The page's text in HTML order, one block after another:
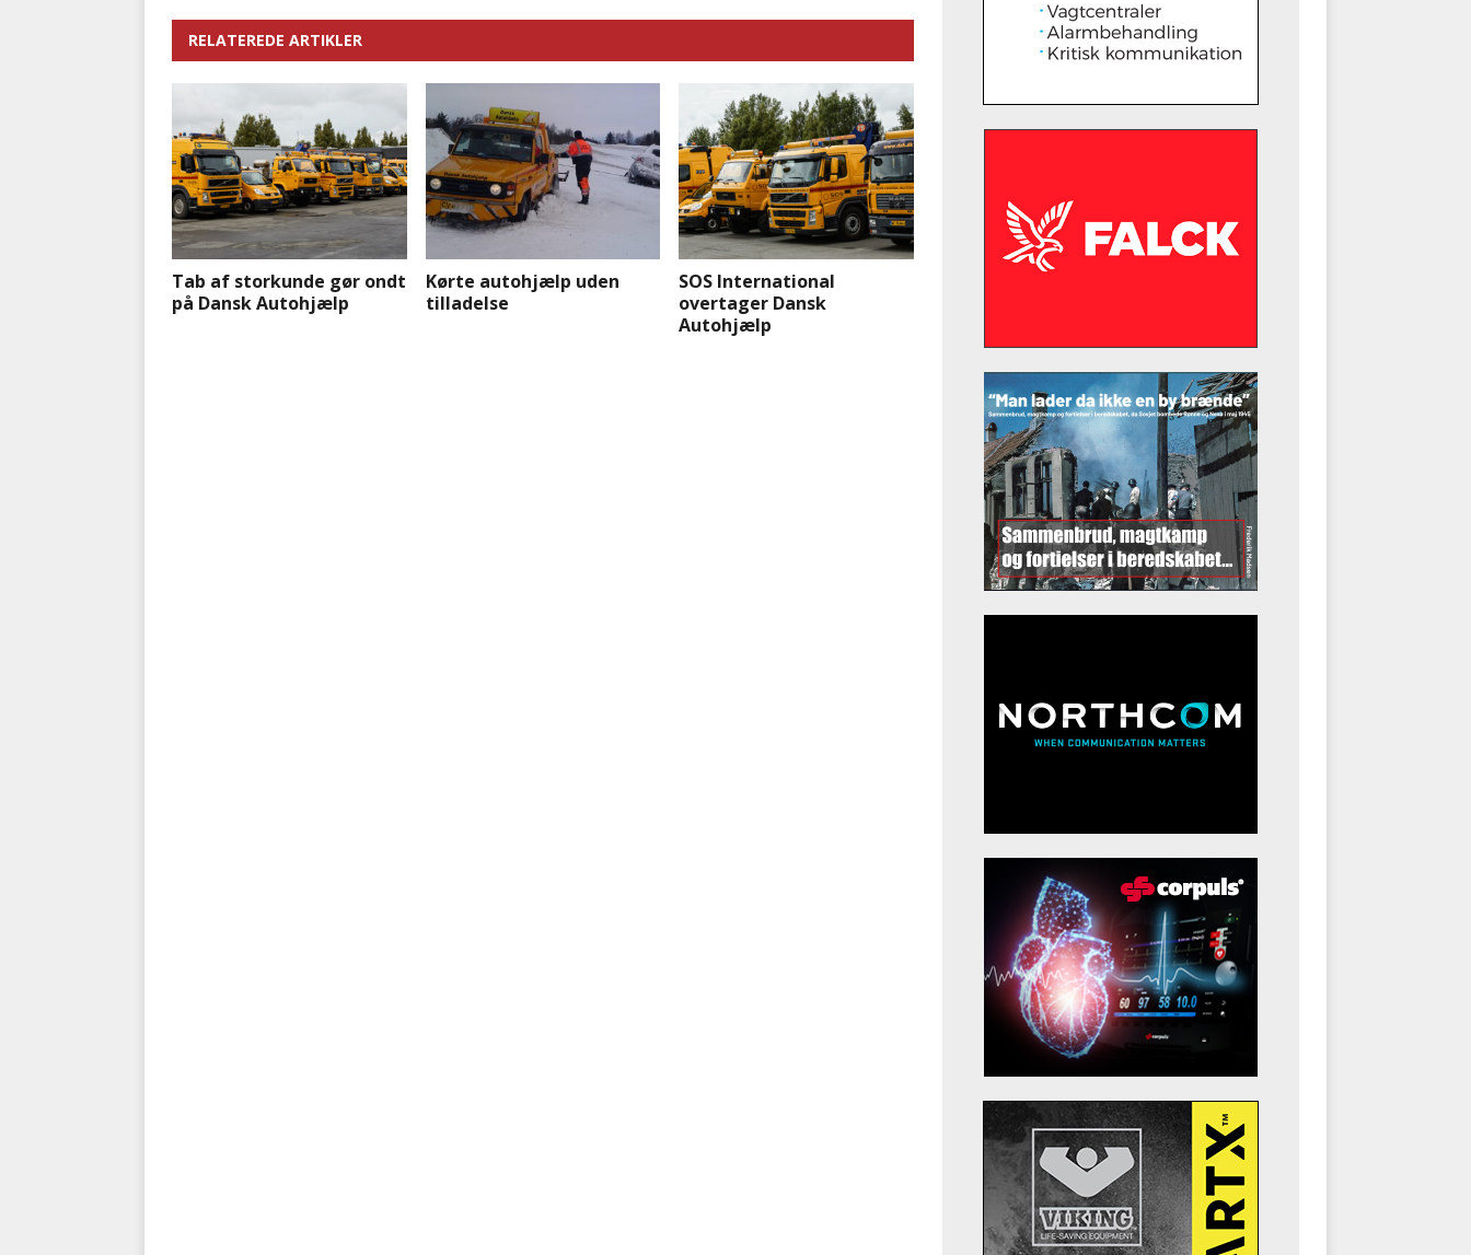
RELATEREDE ARTIKLER
Tab af storkunde gør ondt
på Dansk Autohjælp
Kørte autohjælp uden
tilladelse
SOS International
overtager Dansk
Autohjælp